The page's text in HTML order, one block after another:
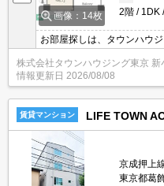
画像：14枚
2階
1DK
お部屋探しは、タウンハウ
様に合ったお部屋をお探し
談くださいませ。
株式会社タウンハウジング東京 新
情報更新日 2026/08/08
賃貸マンション LIFE TOWN
京成押上
東京都葛